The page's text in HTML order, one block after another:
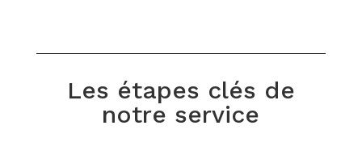
Les étapes clés de
notre service